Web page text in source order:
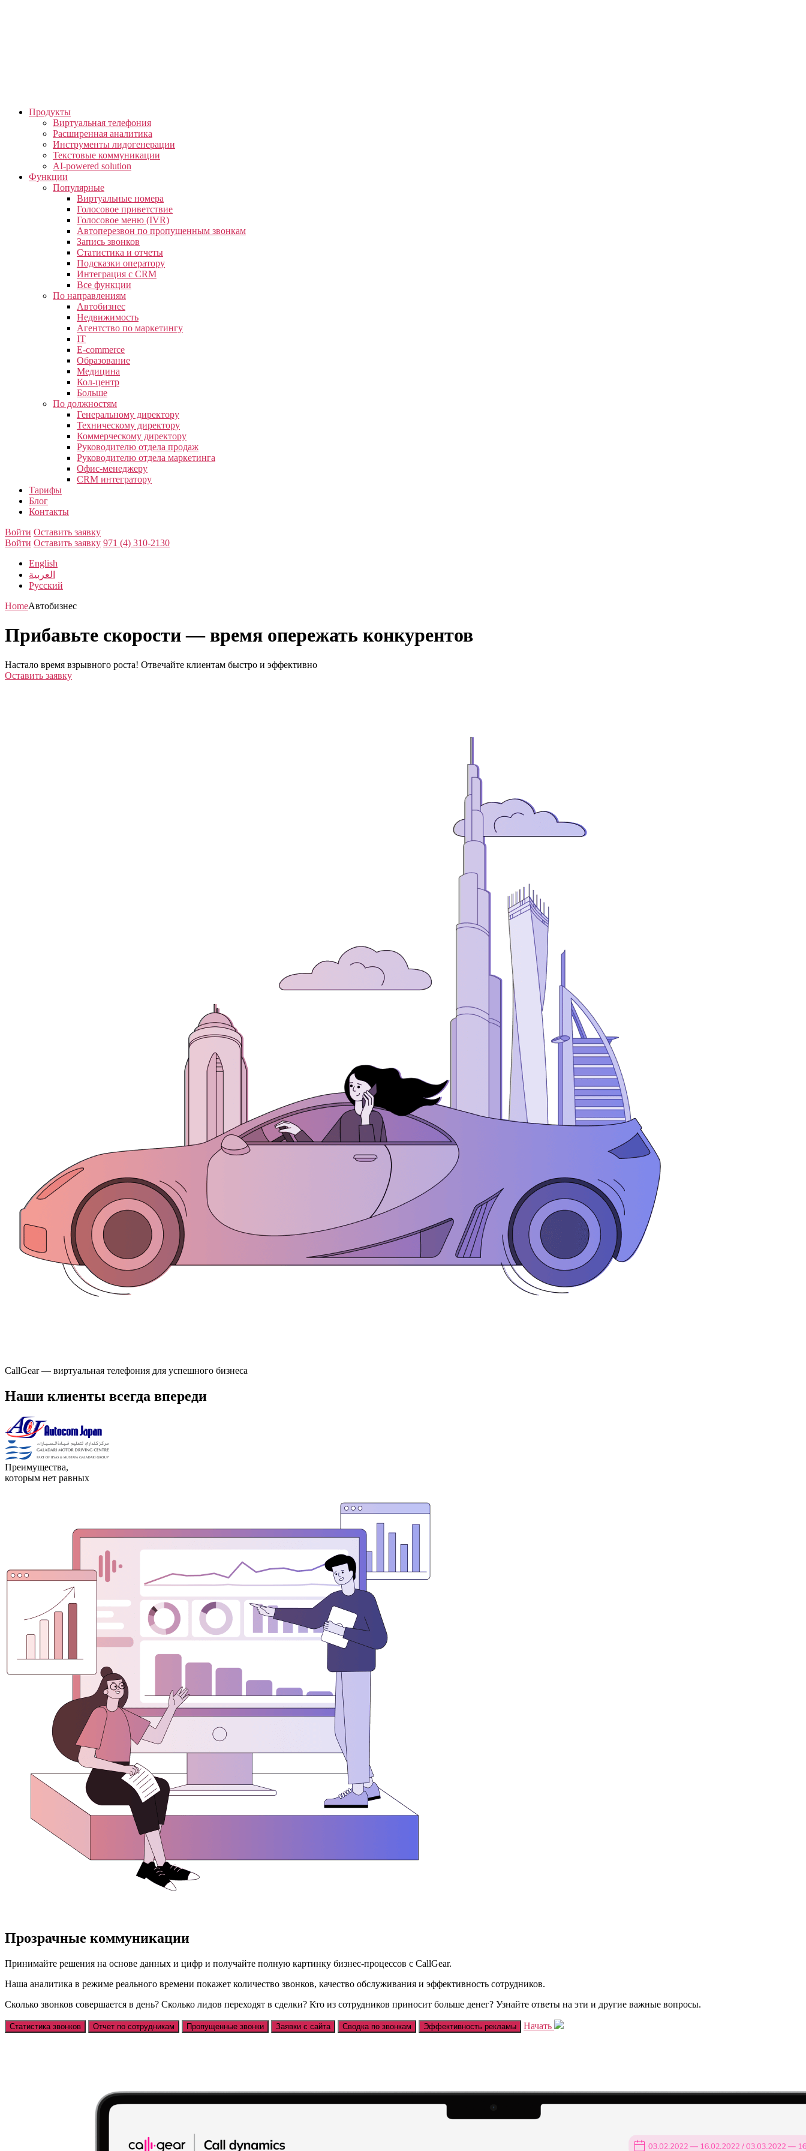
Продукты
Виртуальная телефония
Расширенная аналитика
Инструменты лидогенерации
Текстовые коммуникации
AI-powered solution
Функции
Популярные
Виртуальные номера
Голосовое приветствие
Голосовое меню (IVR)
Автоперезвон по пропущенным звонкам
Запись звонков
Статистика и отчеты
Подсказки оператору
Интеграция с CRM
Все функции
По направлениям
Автобизнес
Недвижимость
Агентство по маркетингу
IT
E-commerce
Образование
Медицина
Кол-центр
Больше
По должностям
Генеральному директору
Техническому директору
Коммерческому директору
Руководителю отдела продаж
Руководителю отдела маркетинга
Офис-менеджеру
CRM интегратору
Тарифы
Блог
Контакты
Войти Оставить заявку
Войти Оставить заявку 971 (4) 310-2130
English
العربية
Русский
HomeАвтобизнес
Прибавьте скорости — время опережать конкурентов
Настало время взрывного роста! Отвечайте клиентам быстро и эффективно
Оставить заявку
CallGear — виртуальная телефония для успешного бизнеса
Наши клиенты всегда впереди
Преимущества,
которым нет равных
Прозрачные коммуникации
Принимайте решения на основе данных и цифр и получайте полную картинку бизнес-процессов с CallGear.
Наша аналитика в режиме реального времени покажет количество звонков, качество обслуживания и эффективность сотрудников.
Сколько звонков совершается в день? Сколько лидов переходят в сделки? Кто из сотрудников приносит больше денег? Узнайте ответы на эти и другие важные вопросы.
Статистика звонков Отчет по сотрудникам Пропущенные звонки Заявки с сайта Сводка по звонкам Эффективность рекламы Начать